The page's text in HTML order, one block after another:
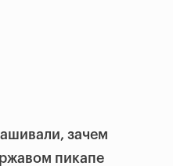
зачем
пикапе